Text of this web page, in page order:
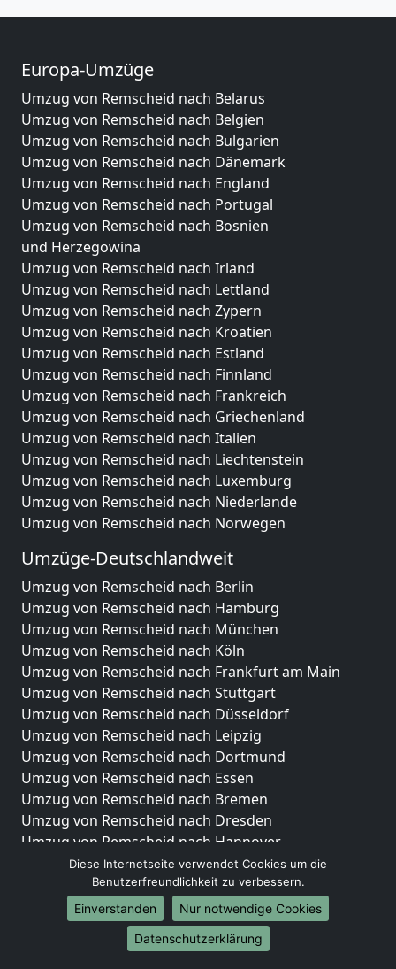
Europa-Umzüge
Umzug von Remscheid nach Belarus
Umzug von Remscheid nach Belgien
Umzug von Remscheid nach Bulgarien
Umzug von Remscheid nach Dänemark
Umzug von Remscheid nach England
Umzug von Remscheid nach Portugal
Umzug von Remscheid nach Bosnien
und Herzegowina
Umzug von Remscheid nach Irland
Umzug von Remscheid nach Lettland
Umzug von Remscheid nach Zypern
Umzug von Remscheid nach Kroatien
Umzug von Remscheid nach Estland
Umzug von Remscheid nach Finnland
Umzug von Remscheid nach Frankreich
Umzug von Remscheid nach Griechenland
Umzug von Remscheid nach Italien
Umzug von Remscheid nach Liechtenstein
Umzug von Remscheid nach Luxemburg
Umzug von Remscheid nach Niederlande
Umzug von Remscheid nach Norwegen
Umzüge-Deutschlandweit
Umzug von Remscheid nach Berlin
Umzug von Remscheid nach Hamburg
Umzug von Remscheid nach München
Umzug von Remscheid nach Köln
Umzug von Remscheid nach Frankfurt am Main
Umzug von Remscheid nach Stuttgart
Umzug von Remscheid nach Düsseldorf
Umzug von Remscheid nach Leipzig
Umzug von Remscheid nach Dortmund
Umzug von Remscheid nach Essen
Umzug von Remscheid nach Bremen
Umzug von Remscheid nach Dresden
Umzug von Remscheid nach Hannover
Umzug von Remscheid nach Nürnberg
Umzug von Remscheid nach Duisburg
Umzug von Remscheid nach Bochum
Umzug von Remscheid nach Wuppertal
Umzug von Remscheid nach Bielefeld
Diese Internetseite verwendet Cookies um die
Benutzerfreundlichkeit zu verbessern.
Einverstanden
Nur notwendige Cookies
Datenschutzerklärung